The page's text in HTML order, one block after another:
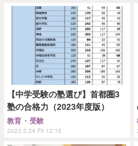
【中学受験の塾選び】首都圏3
塾の合格力（2023年度版）
教育・受験
2023.3.24 Fri 12:15